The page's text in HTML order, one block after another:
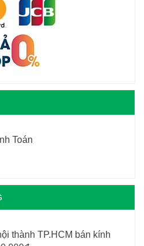
Toán
thành TP.HCM bán kính